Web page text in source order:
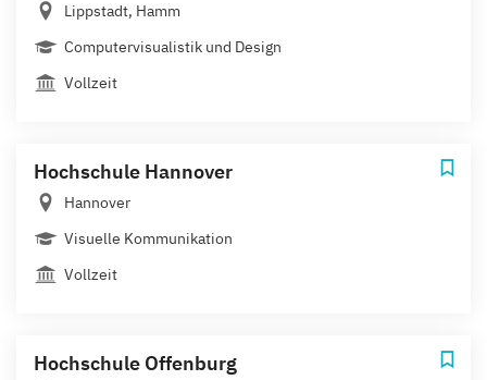
Lippstadt, Hamm
Computervisualistik und Design
Vollzeit
Hochschule Hannover
Hannover
Visuelle Kommunikation
Vollzeit
Hochschule Offenburg